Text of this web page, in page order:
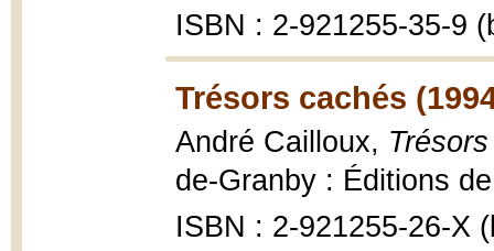
ISBN : 2-921255-35-9
Trésors cachés
André Cailloux,
de-Granby : Éditions
ISBN : 2-921255-26-X